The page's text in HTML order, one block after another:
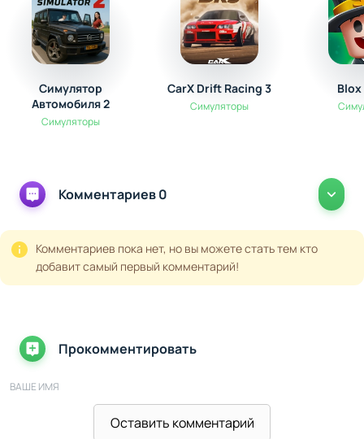
Симулятор
Автомобиля 2
Симуляторы
CarX Drift Racing 3
Симуляторы
Комментариев 0
Комментариев пока нет, но вы можете стать тем кто
добавит самый первый комментарий!
Прокомментировать
ВАШЕ ИМЯ
Оставить комментарий